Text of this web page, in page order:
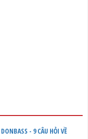
- 9 CÂU HỎI VỀ